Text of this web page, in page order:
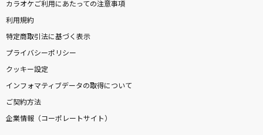
カラオケご利用にあたっての注意事項
利用規約
特定商取引法に基づく表示
プライバシーポリシー
クッキー設定
インフォマティブデータの取得について
ご契約方法
企業情報（コーポレートサイト）